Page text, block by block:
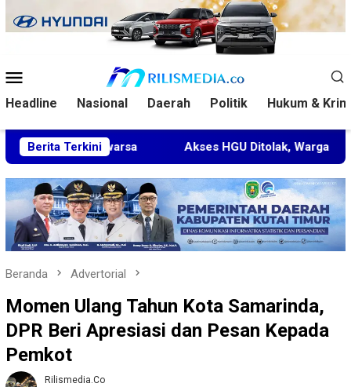
ke
Mobile
Headline Nasional Daerah Politik Hukum &
Berita Terkini Akses HGU Ditolak, Warga Rantau Pulung
Beranda Advertorial
Momen Ulang Tahun Kota Samarinda,
DPR Beri Apresiasi dan Pesan Kepada
Pemkot
Rilismedia.co